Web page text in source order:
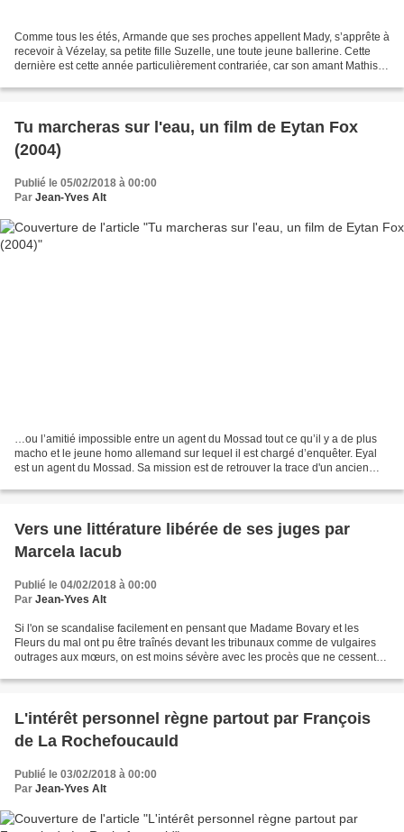
Comme tous les étés, Armande que ses proches appellent Mady, s’apprête à
recevoir à Vézelay, sa petite fille Suzelle, une toute jeune ballerine. Cette
dernière est cette année particulièrement contrariée, car son amant Mathis,
Tu marcheras sur l'eau, un film de Eytan Fox
(2004)
Publié le 05/02/2018 à 00:00
Par Jean-Yves Alt
…ou l’amitié impossible entre un agent du Mossad tout ce qu’il y a de plus
macho et le jeune homo allemand sur lequel il est chargé d’enquêter. Eyal
est un agent du Mossad. Sa mission est de retrouver la trace d'un ancien
Vers une littérature libérée de ses juges par
Marcela Iacub
Publié le 04/02/2018 à 00:00
Par Jean-Yves Alt
Si l'on se scandalise facilement en pensant que Madame Bovary et les
Fleurs du mal ont pu être traînés devant les tribunaux comme de vulgaires
outrages aux mœurs, on est moins sévère avec les procès que ne cessent
L'intérêt personnel règne partout par François
de La Rochefoucauld
Publié le 03/02/2018 à 00:00
Par Jean-Yves Alt